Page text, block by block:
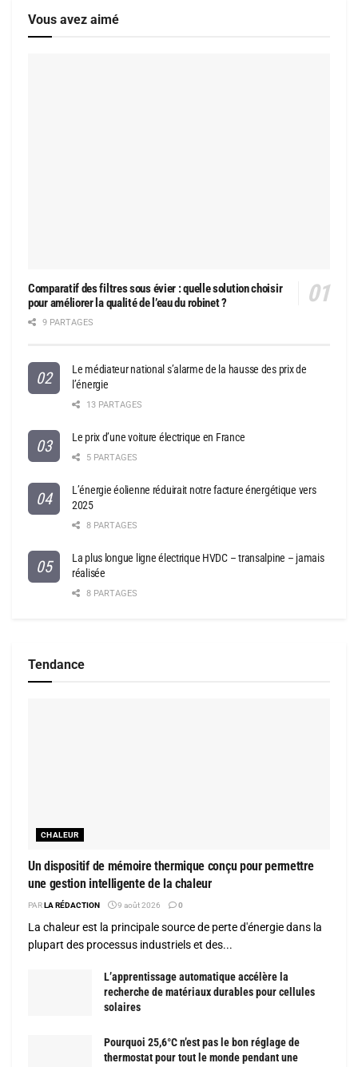
Vous avez aimé
Comparatif des filtres sous évier : quelle solution choisir
pour améliorer la qualité de l’eau du robinet ?
9 PARTAGES
Le médiateur national s’alarme de la hausse des prix de
l’énergie
13 PARTAGES
Le prix d’une voiture électrique en France
5 PARTAGES
L’énergie éolienne réduirait notre facture énergétique vers
2025
8 PARTAGES
La plus longue ligne électrique HVDC – transalpine – jamais
réalisée
8 PARTAGES
Tendance
CHALEUR
Un dispositif de mémoire thermique conçu pour permettre
une gestion intelligente de la chaleur
PAR LA RÉDACTION 9 août 2026 0
La chaleur est la principale source de perte d'énergie dans la
plupart des processus industriels et des...
L’apprentissage automatique accélère la
recherche de matériaux durables pour cellules
solaires
Pourquoi 25,6°C n’est pas le bon réglage de
thermostat pour tout le monde pendant une